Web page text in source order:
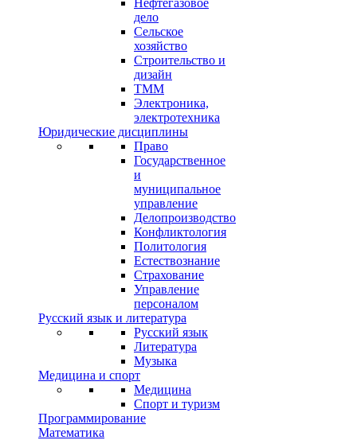
дело
Сельское
хозяйство
Строительство и
дизайн
ТММ
Электроника,
электротехника
Юридические дисциплины
Право
Государственное
и
муниципальное
управление
Делопроизводство
Конфликтология
Политология
Естествознание
Страхование
Управление
персоналом
Русский язык и литература
Русский язык
Литература
Музыка
Медицина и спорт
Медицина
Спорт и туризм
Программирование
Математика